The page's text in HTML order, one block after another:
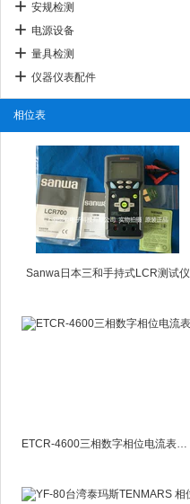
安规检测
电源设备
量具检测
仪器仪表配件
相位表
Sanwa日本三和手持式LCR测试仪
ETCR-4600三相数字相位电流表ETCR4600